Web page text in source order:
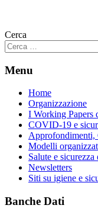
Cerca
Menu
Home
Organizzazione
I Working Papers
COVID-19 e
Approfondimenti,
Modelli
Salute e
Newsletters
Siti su igiene e
Banche Dati